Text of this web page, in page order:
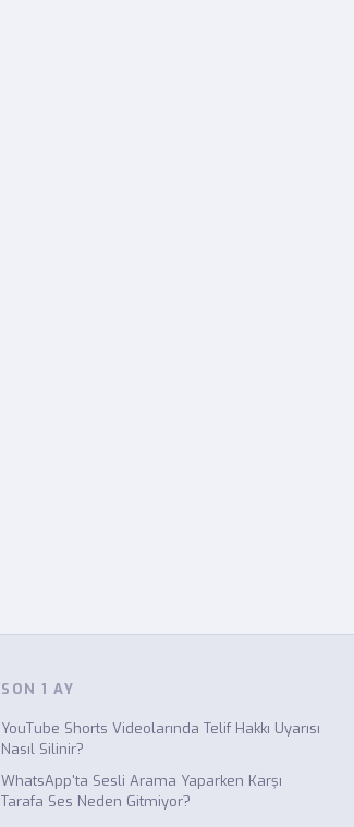
SON 1 AY
YouTube Shorts Videolarında Telif Hakkı Uyarısı
Nasıl Silinir?
WhatsApp'ta Sesli Arama Yaparken Karşı
Tarafa Ses Neden Gitmiyor?